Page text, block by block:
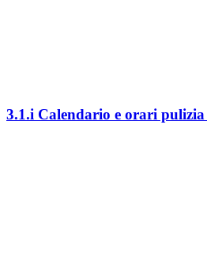
3.1.i Calendario e orari pulizia